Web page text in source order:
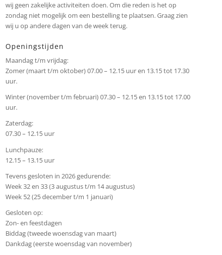
wij geen zakelijke activiteiten doen. Om die reden is het op
zondag niet mogelijk om een bestelling te plaatsen. Graag zien
wij u op andere dagen van de week terug.
Openingstijden
Maandag t/m vrijdag:
Zomer (maart t/m oktober) 07.00 – 12.15 uur en 13.15 tot 17.30
uur.
Winter (november t/m februari) 07.30 – 12.15 en 13.15 tot 17.00
uur.
Zaterdag:
07.30 – 12.15 uur
Lunchpauze:
12.15 – 13.15 uur
Tevens gesloten in 2026 gedurende:
Week 32 en 33 (3 augustus t/m 14 augustus)
Week 52 (25 december t/m 1 januari)
Gesloten op:
Zon- en feestdagen
Biddag (tweede woensdag van maart)
Dankdag (eerste woensdag van november)